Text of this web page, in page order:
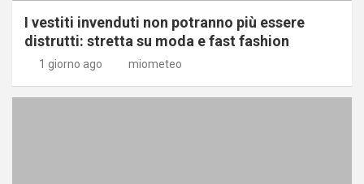
I vestiti invenduti non potranno più essere
distrutti: stretta su moda e fast fashion
1 giorno ago miometeo